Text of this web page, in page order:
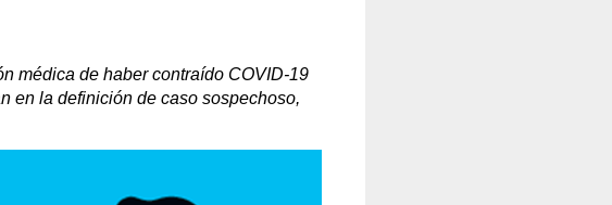
médica de haber contraído COVID-19
en la definición de caso sospechoso,